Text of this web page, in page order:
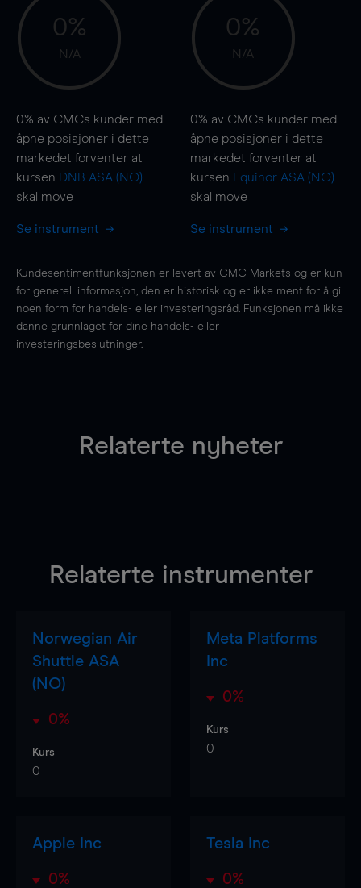
0%
N/A
0% av CMCs kunder med
åpne posisjoner i dette
markedet forventer at
kursen DNB ASA (NO)
skal move
Se instrument
0%
N/A
0% av CMCs kunder med
åpne posisjoner i dette
markedet forventer at
kursen Equinor ASA (NO)
skal move
Se instrument
Kundesentimentfunksjonen er levert av CMC Markets og er kun
for generell informasjon, den er historisk og er ikke ment for å gi
noen form for handels- eller investeringsråd. Funksjonen må ikke
danne grunnlaget for dine handels- eller
investeringsbeslutninger.
Relaterte nyheter
Relaterte instrumenter
Norwegian Air
Shuttle ASA
(NO)
0%
Kurs
0
Meta Platforms
Inc
0%
Kurs
0
Apple Inc
0%
Tesla Inc
0%